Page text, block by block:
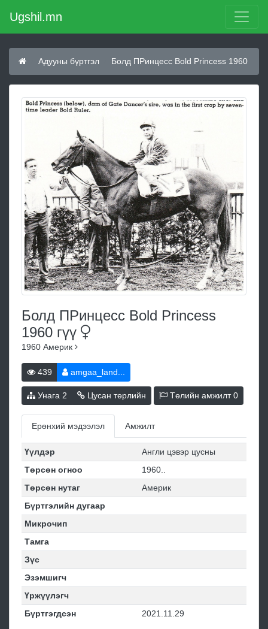
Ugshil.mn
Адууны бүртгэл Болд ПРинцесс Bold Princess 1960
Болд ПРинцесс Bold Princess
1960 гүү
1960 Америк
439 amgaa_land...
Унага 2 Цусан төрлийн Төлийн амжилт0
Ерөнхий мэдээлэл Амжилт
Үүлдэр
Англи цэвэр цусны
Төрсөн огноо
1960..
Төрсөн нутаг
Америк
Бүртгэлийн дугаар
Микрочип
Тамга
Зүс
Эзэмшигч
Үржүүлэгч
Бүртгэгдсэн
2021.11.29